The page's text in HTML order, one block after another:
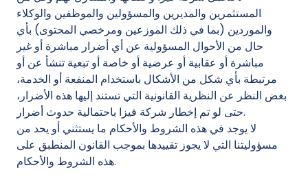
المستثمرين والمديرين والمسؤولين والموظفين والوكلاء
والموردين (بما في ذلك الموزعين ومرخصي المحتوى) بأي
حال من الأحوال المسؤولية عن أي أضرار مباشرة أو غير
مباشرة أو عقابية أو عرضية أو خاصة أو تبعية تنشأ عن أو
مرتبطة بأي شكل من الأشكال باستخدام المنفعة أو الخدمة،
بغض النظر عن النظرية القانونية التي تستند إليها هذه الأضرار،
حتى لو تم إخطار شركة فيزا باحتمالية حدوث أضرار.
لا يوجد في هذه الشروط والأحكام ما يستثني أو يحد من
مسؤوليتنا التي لا يجوز تقييدها بموجب القانون المنطبق على
هذه الشروط والأحكام.